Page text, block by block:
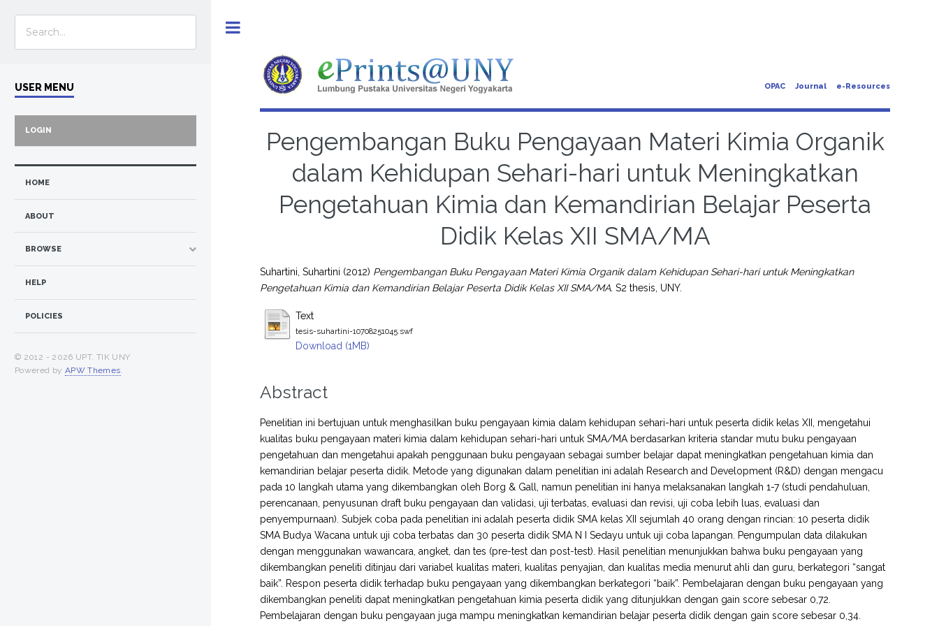
OPAC Journal e-Resources
Pengembangan Buku Pengayaan Materi Kimia Organik
dalam Kehidupan Sehari-hari untuk Meningkatkan
Pengetahuan Kimia dan Kemandirian Belajar Peserta
Didik Kelas XII SMA/MA
Suhartini, Suhartini (2012) Pengembangan Buku Pengayaan Materi Kimia Organik dalam Kehidupan Sehari-hari untuk Meningkatkan
Pengetahuan Kimia dan Kemandirian Belajar Peserta Didik Kelas XII SMA/MA. S2 thesis, UNY.
Text
tesis-suhartini-10708251045.swf
Download (1MB)
Abstract
Penelitian ini bertujuan untuk menghasilkan buku pengayaan kimia dalam kehidupan sehari-hari untuk peserta didik kelas XII, mengetahui
kualitas buku pengayaan materi kimia dalam kehidupan sehari-hari untuk SMA/MA berdasarkan kriteria standar mutu buku pengayaan
pengetahuan dan mengetahui apakah penggunaan buku pengayaan sebagai sumber belajar dapat meningkatkan pengetahuan kimia dan
kemandirian belajar peserta didik. Metode yang digunakan dalam penelitian ini adalah Research and Development (R&D) dengan mengacu
pada 10 langkah utama yang dikembangkan oleh Borg & Gall, namun penelitian ini hanya melaksanakan langkah 1-7 (studi pendahuluan,
perencanaan, penyusunan draft buku pengayaan dan validasi, uji terbatas, evaluasi dan revisi, uji coba lebih luas, evaluasi dan
penyempurnaan). Subjek coba pada penelitian ini adalah peserta didik SMA kelas XII sejumlah 40 orang dengan rincian: 10 peserta didik
SMA Budya Wacana untuk uji coba terbatas dan 30 peserta didik SMA N I Sedayu untuk uji coba lapangan. Pengumpulan data dilakukan
dengan menggunakan wawancara, angket, dan tes (pre-test dan post-test). Hasil penelitian menunjukkan bahwa buku pengayaan yang
dikembangkan peneliti ditinjau dari variabel kualitas materi, kualitas penyajian, dan kualitas media menurut ahli dan guru, berkategori “sangat
baik”. Respon peserta didik terhadap buku pengayaan yang dikembangkan berkategori “baik”. Pembelajaran dengan buku pengayaan yang
dikembangkan peneliti dapat meningkatkan pengetahuan kimia peserta didik yang ditunjukkan dengan gain score sebesar 0,72.
Pembelajaran dengan buku pengayaan juga mampu meningkatkan kemandirian belajar peserta didik dengan gain score sebesar 0,34.
USER MENU
LOGIN
HOME
ABOUT
BROWSE
HELP
POLICIES
© 2012 - 2026 UPT. TIK UNY
Powered by APW Themes